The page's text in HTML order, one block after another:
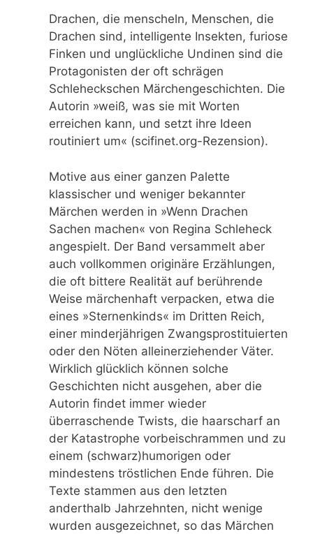
Drachen, die menscheln, Menschen, die
Drachen sind, intelligente Insekten, furiose
Finken und unglückliche Undinen sind die
Protagonisten der oft schrägen
Schleheckschen Märchengeschichten. Die
Autorin »weiß, was sie mit Worten
erreichen kann, und setzt ihre Ideen
routiniert um« (scifinet.org-Rezension).
Motive aus einer ganzen Palette
klassischer und weniger bekannter
Märchen werden in »Wenn Drachen
Sachen machen« von Regina Schleheck
angespielt. Der Band versammelt aber
auch vollkommen originäre Erzählungen,
die oft bittere Realität auf berührende
Weise märchenhaft verpacken, etwa die
eines »Sternenkinds« im Dritten Reich,
einer minderjährigen Zwangsprostituierten
oder den Nöten alleinerziehender Väter.
Wirklich glücklich können solche
Geschichten nicht ausgehen, aber die
Autorin findet immer wieder
überraschende Twists, die haarscharf an
der Katastrophe vorbeischrammen und zu
einem (schwarz)humorigen oder
mindestens tröstlichen Ende führen. Die
Texte stammen aus den letzten
anderthalb Jahrzehnten, nicht wenige
wurden ausgezeichnet, so das Märchen